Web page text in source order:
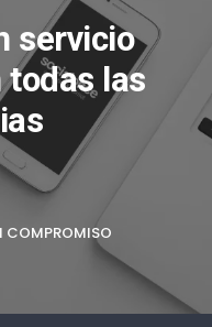
servicio
las
COMPROMISO